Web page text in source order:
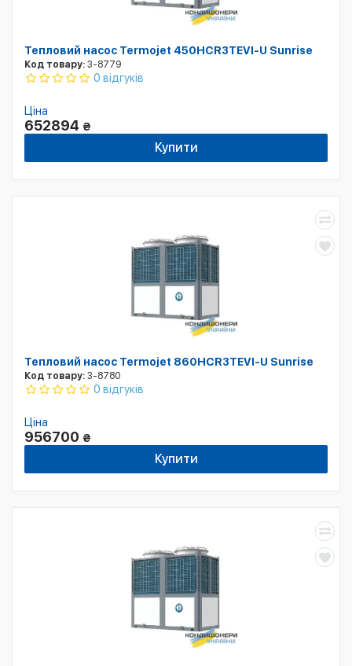
Тепловий насос Termojet 450HCR3TEVI-U Sunrise
Код товару: 3-8779
0 відгуків
Ціна
652894 ₴
Купити
Тепловий насос Termojet 860HCR3TEVI-U Sunrise
Код товару: 3-8780
0 відгуків
Ціна
956700 ₴
Купити